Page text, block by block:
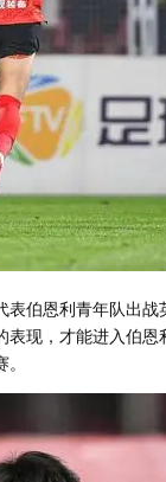
伯恩利青年队出
现，才能进入伯